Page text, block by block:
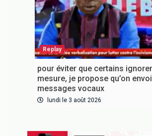
Replay
pour éviter que certains
mesure, je propose qu’on
messages vocaux
lundi le 3 août 2026